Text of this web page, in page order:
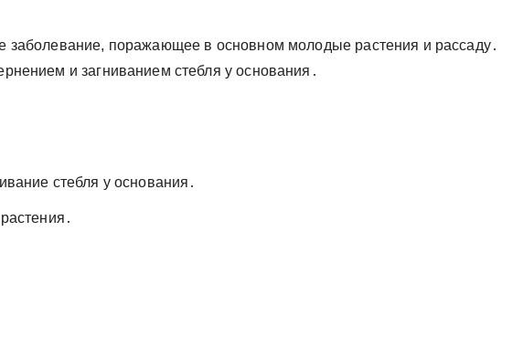
заболевание, поражающее в основном молодые растения и рассаду․
и загниванием стебля у основания․
стебля у основания․